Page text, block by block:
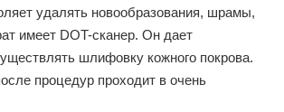
удалять новообразования, шрамы,
имеет DOT-сканер. Он дает
шлифовку кожного покрова.
процедур проходит в очень